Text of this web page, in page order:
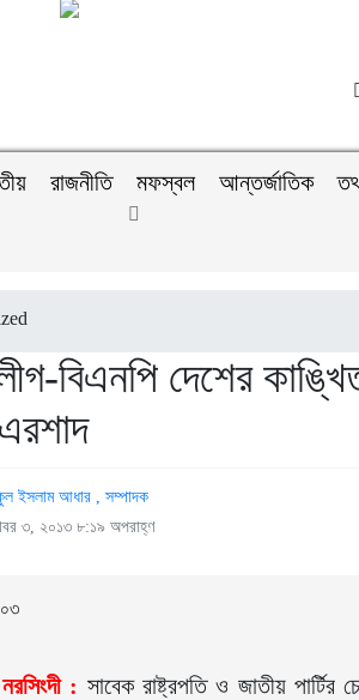
রাজনীতি মফস্বল আন্তর্জাতিক
বিএনপি দেশের
ইসলাম আধার , সম্পাদক
৩, ২০১৩ ৮:১৯ অপরাহ্ণ
: সাবেক রাষ্ট্রপতি ও জাতীয়